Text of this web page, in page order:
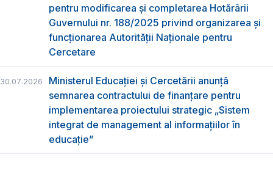
pentru modificarea și completarea Hotărârii
Guvernului nr. 188/2025 privind organizarea şi
funcţionarea Autorităţii Naţionale pentru
Cercetare
30.07.2026
Ministerul Educației și Cercetării anunță
semnarea contractului de finanțare pentru
implementarea proiectului strategic „Sistem
integrat de management al informațiilor în
educație”